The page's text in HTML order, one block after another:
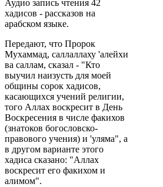
Аудио запись чтения 42
хадисов - рассказов на
арабском языке.
Передают, что Пророк
Мухаммад, саллаллаху 'алейхи
ва саллам, сказал - "Кто
выучил наизусть для моей
общины сорок хадисов,
касающихся учений религии,
того Аллах воскресит в День
Воскресения в числе факихов
(знатоков богословско-
правового учения) и 'уляма", а
в другом варианте этого
хадиса сказано: "Аллах
воскресит его факихом и
алимом".